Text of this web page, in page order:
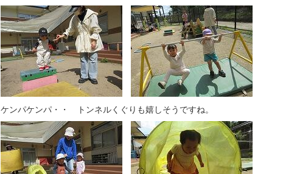
ケンパケンパ・・ トンネルくぐりも嬉しそうですね。